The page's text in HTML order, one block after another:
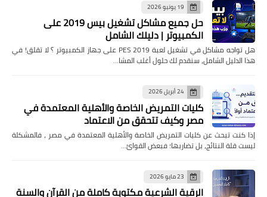
19 يونيو 2026
حل جميع مشاكل تشغيل بيس 2019 على
الكمبيوتر | دليلك الشامل
هل تواجه مشاكل في تشغيل لعبة PES 2019 على جهاز الكمبيوتر ؟ لا تقلق! في
هذا الدليل الشامل، سنقدم لك حلول أغلب المشا…
24 أبريل 2026
كليات التمريض الخاصة والأهلية المعتمدة في
مصر وكيف تتحقق من الاعتماد
إذا كنت تبحث عن كليات التمريض الخاصة والأهلية المعتمدة في مصر ، فالمشكلة
ليست قلة النتائج، بل تضاربها؛ فبعض القوائ…
23 مايو 2026
الرقية الشرعية مكتوبة كاملة من القرآن والسنة